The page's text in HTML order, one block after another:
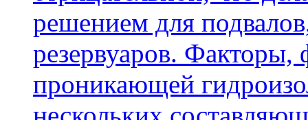
решением для
резервуаров.
проникающей